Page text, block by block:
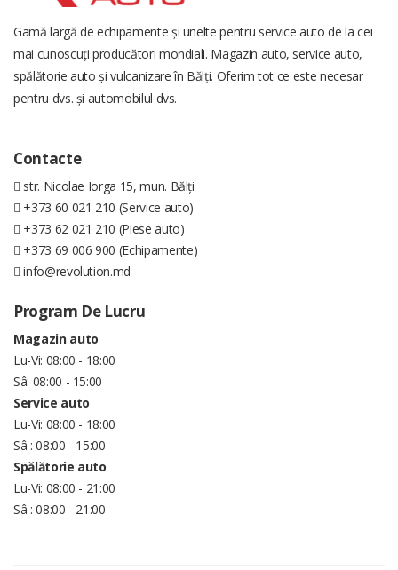
Gamă largă de echipamente și unelte pentru service auto de la cei
mai cunoscuți producători mondiali. Magazin auto, service auto,
spălătorie auto și vulcanizare în Bălți. Oferim tot ce este necesar
pentru dvs. și automobilul dvs.
Contacte
str. Nicolae Iorga 15, mun. Bălți
+373 60 021 210 (Service auto)
+373 62 021 210 (Piese auto)
+373 69 006 900 (Echipamente)
info@revolution.md
Program De Lucru
Magazin auto
Lu-Vi: 08:00 - 18:00
Sâ: 08:00 - 15:00
Service auto
Lu-Vi: 08:00 - 18:00
Sâ : 08:00 - 15:00
Spălătorie auto
Lu-Vi: 08:00 - 21:00
Sâ : 08:00 - 21:00